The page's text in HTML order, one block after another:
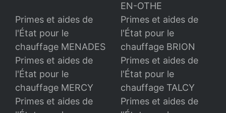
EN-OTHE
Primes et aides de
l'État pour le
chauffage MENADES
Primes et aides de
l'État pour le
chauffage BRION
Primes et aides de
l'État pour le
chauffage MERCY
Primes et aides de
l'État pour le
chauffage TALCY
Primes et aides de
Primes et aides de